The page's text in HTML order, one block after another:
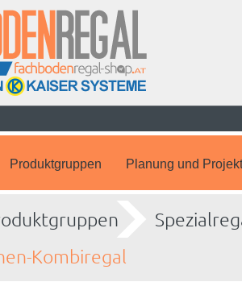
Produktgruppen Planung und
Kombiregal